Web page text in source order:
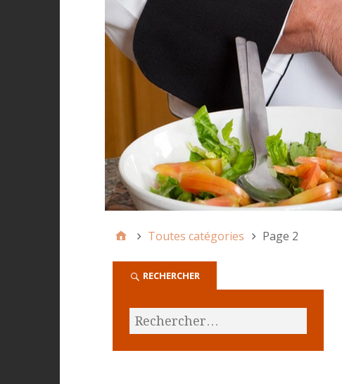
Toutes catégories Page 2
RECHERCHER